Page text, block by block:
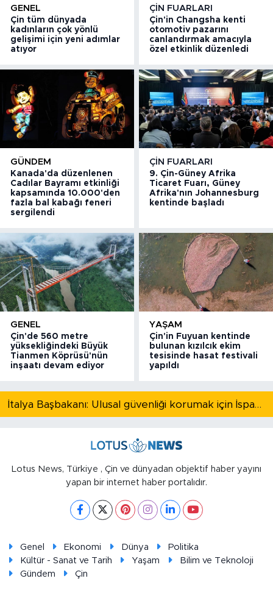
GENEL
Çin tüm dünyada
kadınların çok yönlü
gelişimi için yeni adımlar
atıyor
ÇIN FUARLARI
Çin'in Changsha kenti
otomotiv pazarını
canlandırmak amacıyla
özel etkinlik düzenledi
GÜNDEM
Kanada'da düzenlenen
Cadılar Bayramı etkinliği
kapsamında 10.000'den
fazla bal kabağı feneri
sergilendi
ÇIN FUARLARI
9. Çin-Güney Afrika
Ticaret Fuarı, Güney
Afrika'nın Johannesburg
kentinde başladı
GENEL
Çin'de 560 metre
yüksekliğindeki Büyük
Tianmen Köprüsü'nün
inşaatı devam ediyor
YAŞAM
Çin'in Fuyuan kentinde
bulunan kızılcık ekim
tesisinde hasat festivali
yapıldı
İtalya Başbakanı: Ulusal güvenliği korumak için İspanya ile Schengen kapsamındaki serbest dolaşımı askıya alıyoruz
Lotus News, Türkiye , Çin ve dünyadan objektif haber yayını
yapan bir internet haber portalıdır.
Genel Ekonomi Dünya
Politika
Kültür - Sanat ve Tarih
Yaşam
Bilim ve Teknoloji
Gündem
Çin